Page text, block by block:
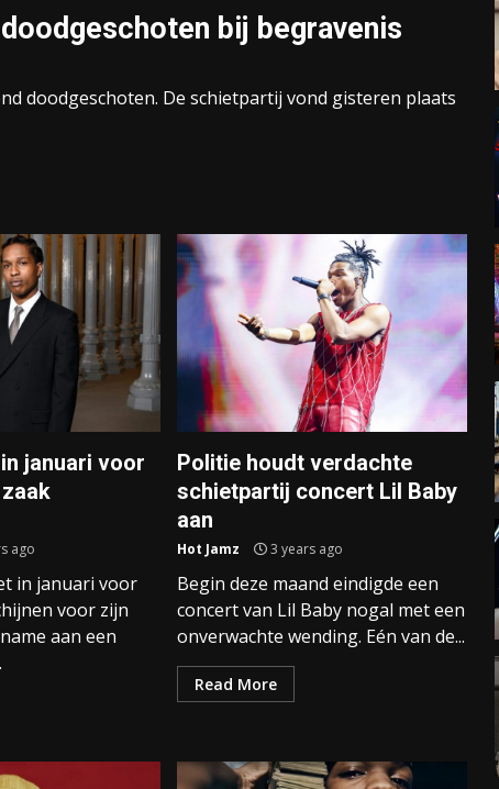
bij begravenis
doodgeschoten. De schietpartij vond gisteren plaats
januari voor
ago
in januari voor
voor zijn
aan een
Politie houdt verdachte
schietpartij concert Lil Baby
aan
Hot Jamz 3 years ago
Begin deze maand eindigde een
concert van Lil Baby nogal met een
onverwachte wending. Eén van de...
Read More